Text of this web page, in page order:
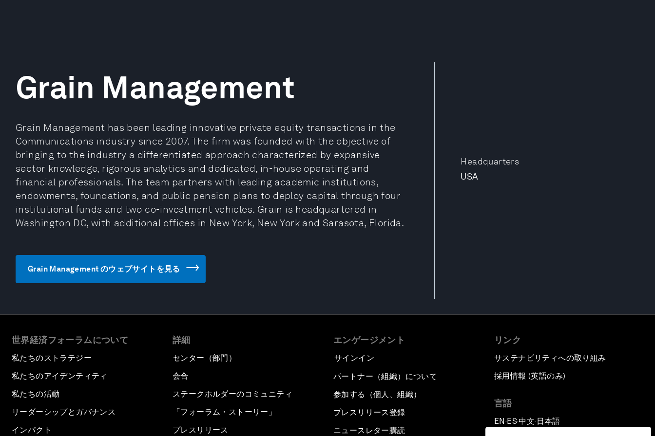
Headquarters
USA
Grain Management
Grain Management has been leading innovative private equity transactions in the
Communications industry since 2007. The firm was founded with the objective of
bringing to the industry a differentiated approach characterized by expansive
sector knowledge, rigorous analytics and dedicated, in-house operating and
financial professionals. The team partners with leading academic institutions,
endowments, foundations, and public pension plans to deploy capital through four
institutional funds and two co-investment vehicles. Grain is headquartered in
Washington DC, with additional offices in New York, New York and Sarasota, Florida.
Grain Management のウェブサイトを見る
世界経済フォーラムについて
私たちのストラテジー
私たちのアイデンティティ
私たちの活動
リーダーシップとガバナンス
インパクト
詳細
センター（部門）
会合
ステークホルダーのコミュニティ
「フォーラム・ストーリー」
プレスリリース
エンゲージメント
サインイン
パートナー（組織）について
参加する（個人、組織）
プレスリリース登録
ニュースレター購読
リンク
サステナビリティへの取り組み
採用情報 (英語のみ)
言語
EN ▪ES▪中文▪ 日本語